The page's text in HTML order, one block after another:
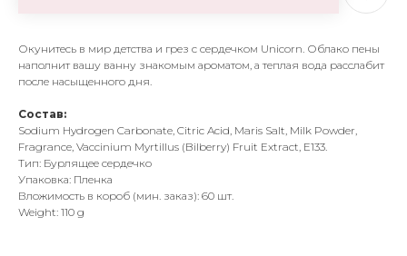
Окунитесь в мир детства и грез с сердечком Unicorn. Облако пены
наполнит вашу ванну знакомым ароматом, а теплая вода расслабит
после насыщенного дня.
Состав:
Sodium Hydrogen Carbonate, Citric Acid, Maris Salt, Milk Powder,
Fragrance, Vaccinium Myrtillus (Bilberry) Fruit Extract, E133.
Тип: Бурлящее сердечко
Упаковка: Пленка
Вложимость в короб (мин. заказ): 60 шт.
Weight: 110 g